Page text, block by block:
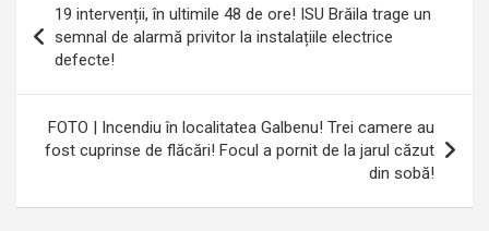
în
articole
19 intervenții, în ultimile 48 de ore! ISU Brăila trage un
semnal de alarmă privitor la instalațiile electrice
defecte!
FOTO | Incendiu în localitatea Galbenu! Trei camere au
fost cuprinse de flăcări! Focul a pornit de la jarul căzut
din sobă!